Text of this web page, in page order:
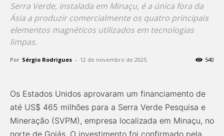
Serra Verde, instalada em Minaçu, é a única fora da
Ásia a produzir comercialmente os quatro principais
elementos magnéticos utilizados em tecnologias
limpas.
Por Sérgio Rodrigues - 12 de novembro de 2025 540
Os Estados Unidos aprovaram um financiamento de
até US$ 465 milhões para a Serra Verde Pesquisa e
Mineração (SVPM), empresa localizada em Minaçu, no
norte de Goiás. O investimento foi confirmado pela